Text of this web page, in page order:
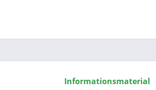
Informationsmaterial